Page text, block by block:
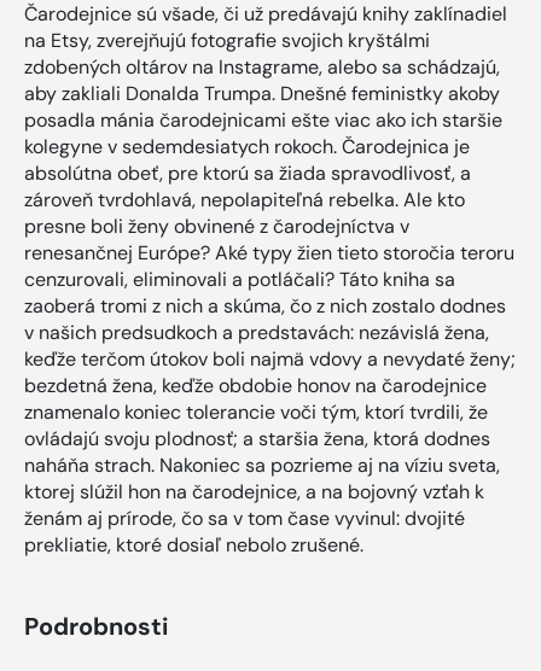
Čarodejnice sú všade, či už predávajú knihy zaklínadiel
na Etsy, zverejňujú fotografie svojich kryštálmi
zdobených oltárov na Instagrame, alebo sa schádzajú,
aby zakliali Donalda Trumpa. Dnešné feministky akoby
posadla mánia čarodejnicami ešte viac ako ich staršie
kolegyne v sedemdesiatych rokoch. Čarodejnica je
absolútna obeť, pre ktorú sa žiada spravodlivosť, a
zároveň tvrdohlavá, nepolapiteľná rebelka. Ale kto
presne boli ženy obvinené z čarodejníctva v
renesančnej Európe? Aké typy žien tieto storočia teroru
cenzurovali, eliminovali a potláčali? Táto kniha sa
zaoberá tromi z nich a skúma, čo z nich zostalo dodnes
v našich predsudkoch a predstavách: nezávislá žena,
keďže terčom útokov boli najmä vdovy a nevydaté ženy;
bezdetná žena, keďže obdobie honov na čarodejnice
znamenalo koniec tolerancie voči tým, ktorí tvrdili, že
ovládajú svoju plodnosť; a staršia žena, ktorá dodnes
naháňa strach. Nakoniec sa pozrieme aj na víziu sveta,
ktorej slúžil hon na čarodejnice, a na bojovný vzťah k
ženám aj prírode, čo sa v tom čase vyvinul: dvojité
prekliatie, ktoré dosiaľ nebolo zrušené.
Podrobnosti